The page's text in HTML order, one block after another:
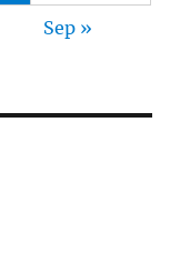
Sep »